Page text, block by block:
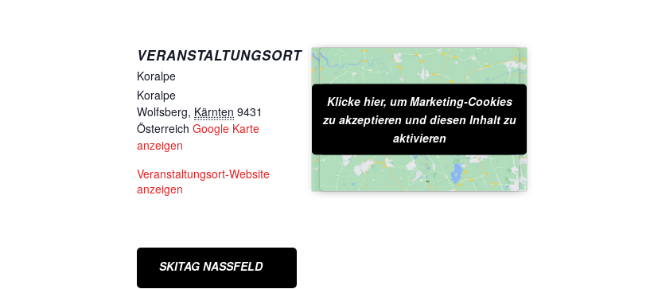
VERANSTALTUNGSORT
Koralpe
Koralpe
Wolfsberg, Kärnten 9431
Österreich Google Karte
anzeigen
Veranstaltungsort-Website
anzeigen
Klicke hier, um Marketing-
Cookies zu akzeptieren und
diesen Inhalt zu aktivieren
Klicke hier, um Marketing-Cookies
zu akzeptieren und diesen Inhalt zu
aktivieren
SKITAG NASSFELD